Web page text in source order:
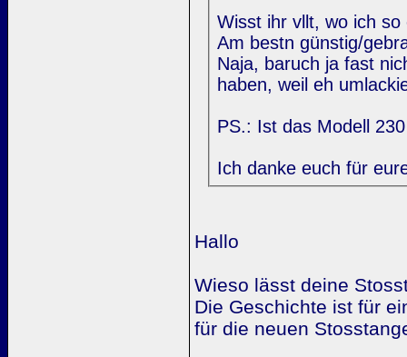
Wisst ihr vllt, wo ich
Am bestn günstig/
Naja, baruch ja fast
haben, weil eh
PS.: Ist das Modell
Ich danke euch für
Hallo
Wieso lässt deine
Die Geschichte ist für
für die neuen